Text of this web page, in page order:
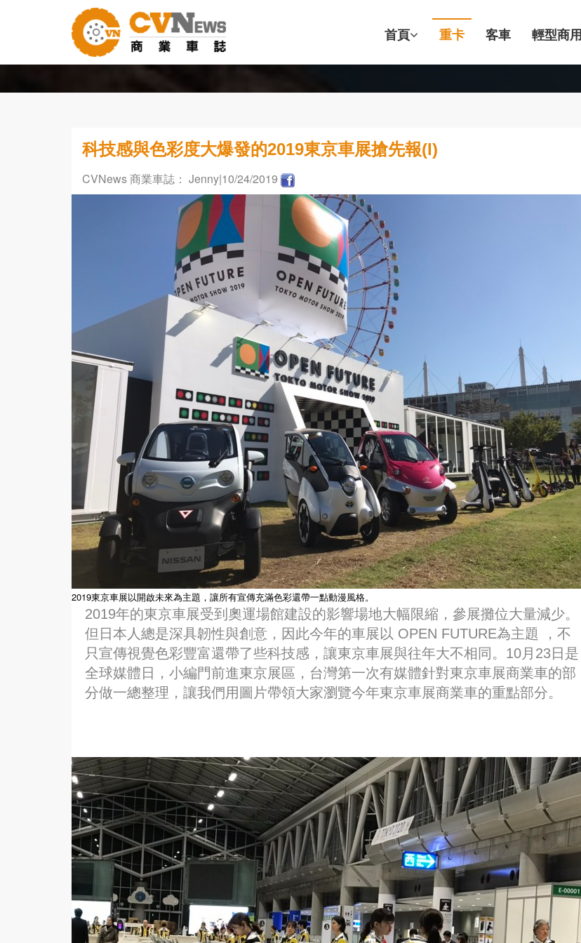
首頁 重卡 客車 輕型商用
科技感與色彩度大爆發的2019東京車展搶先報(I)
CVNews 商業車誌： Jenny|10/24/2019
2019東京車展以開啟未來為主題，讓所有宣傳充滿色彩還帶一點動漫風格。
2019年的東京車展受到奧運場館建設的影響場地大幅限縮，參展攤位大量減少。
但日本人總是深具韌性與創意，因此今年的車展以 OPEN FUTURE為主題 ，不
只宣傳視覺色彩豐富還帶了些科技感，讓東京車展與往年大不相同。10月23日是
全球媒體日，小編門前進東京展區，台灣第一次有媒體針對東京車展商業車的部
分做一總整理，讓我們用圖片帶領大家瀏覽今年東京車展商業車的重點部分。